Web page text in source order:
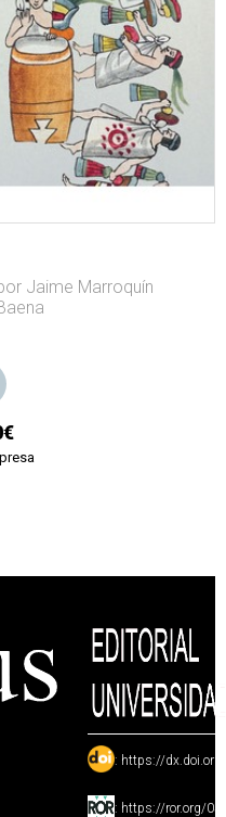
Jaime Marroquín
: https://
: https://ror.org/